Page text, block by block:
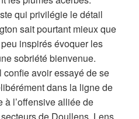
qui privilégie le détail
sait pourtant mieux que
inspirés évoquer les
sobriété bienvenue.
avoir essayé de se
dans la ligne de
à l’offensive alliée de